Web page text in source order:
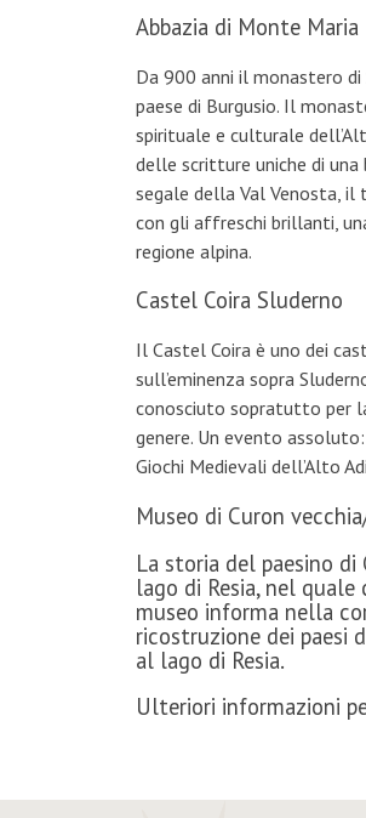
Abbazia di Monte Maria
Da 900 anni il monastero
paese di Burgusio. Il
spirituale e culturale
delle scritture uniche di una
segale della Val Venosta, il
con gli affreschi brillanti,
regione alpina.
Castel Coira Sluderno
Il Castel Coira è uno dei
sull’eminenza sopra
conosciuto sopratutto per
genere. Un evento
Giochi Medievali dell’Alto
Museo di Curon
La storia del paesino
lago di Resia, nel
museo informa nella
ricostruzione dei paesi
al lago di Resia.
Ulteriori informazioni